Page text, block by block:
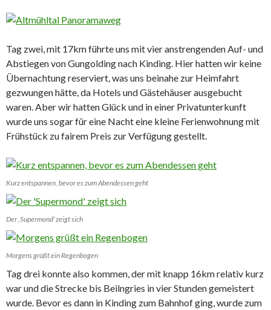
Tag zwei, mit 17km führte uns mit vier anstrengenden Auf- und
Abstiegen von Gungolding nach Kinding. Hier hatten wir keine
Übernachtung reserviert, was uns beinahe zur Heimfahrt
gezwungen hätte, da Hotels und Gästehäuser ausgebucht
waren. Aber wir hatten Glück und in einer Privatunterkunft
wurde uns sogar für eine Nacht eine kleine Ferienwohnung mit
Frühstück zu fairem Preis zur Verfügung gestellt.
Kurz entspannen, bevor es zum Abendessen geht
Der ‚Supermond‘ zeigt sich
Morgens grüßt ein Regenbogen
Tag drei konnte also kommen, der mit knapp 16km relativ kurz
war und die Strecke bis Beilngries in vier Stunden gemeistert
wurde. Bevor es dann in Kinding zum Bahnhof ging, wurde zum